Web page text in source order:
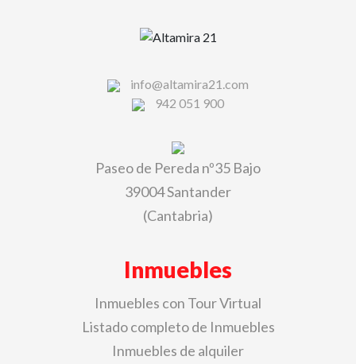
info@altamira21.com
942 051 900
Paseo de Pereda nº35 Bajo
39004 Santander
(Cantabria)
Inmuebles
Inmuebles con Tour Virtual
Listado completo de Inmuebles
Inmuebles de alquiler